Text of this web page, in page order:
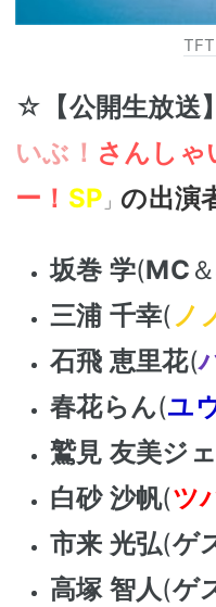
TFT
☆ 【公開生放送】
いぶ！ さんしゃ
ー！ SP 」 の出演
坂巻 学(MC ＆
三浦 千幸( ノ
石飛 恵里花(
春花らん(ユ
鷲見 友美ジ
白砂 沙帆(ツ
市来 光弘(ゲ
高塚 智人(ゲ